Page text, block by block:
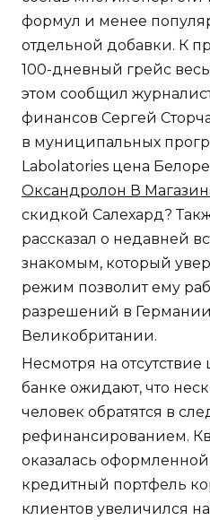
формул и менее
отдельной добавки. К
100-дневный грейс
этом сообщил
финансов Сергей
в муниципальных
Labolatories цена
Оксандролон В
скидкой Салехард?
рассказал о недавней
знакомым, который
режим позволит ему
разрешений в
Великобритании.
Несмотря на
банке ожидают, что
человек обратятся в
рефинансированием.
оказалась
кредитный портфель
клиентов увеличился